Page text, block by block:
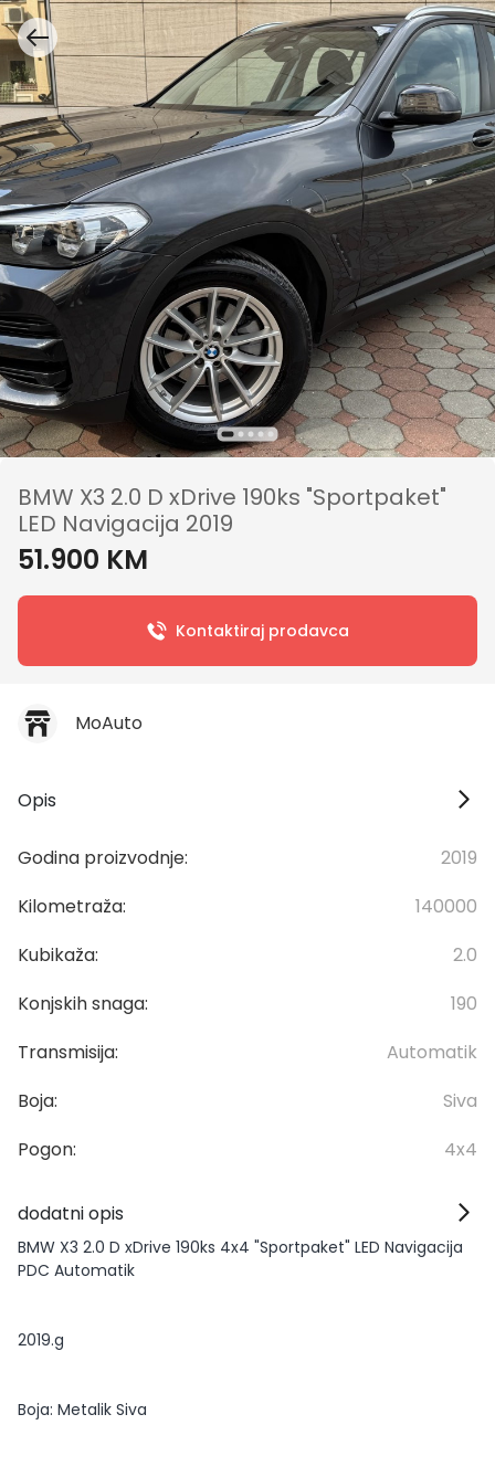
BMW X3 2.0 D xDrive 190ks "Sportpaket"
LED Navigacija 2019
51.900 KM
Kontaktiraj prodavca
MoAuto
Opis
Godina proizvodnje:
2019
Kilometraža:
140000
Kubikaža:
2.0
Konjskih snaga:
190
Transmisija:
Automatik
Boja:
Siva
Pogon:
4x4
dodatni opis
BMW X3 2.0 D xDrive 190ks 4x4 "Sportpaket" LED Navigacija
PDC Automatik
2019.g
Boja: Metalik Siva